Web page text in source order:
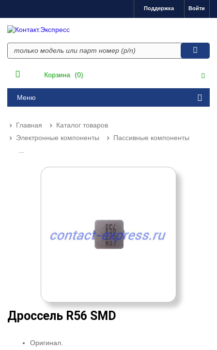
Войти
Поддержка
Корзина (0)
Меню
Главная
Каталог товаров
Электронные компоненты
Пассивные компоненты
Дроссель R56 SMD
Оригинал.